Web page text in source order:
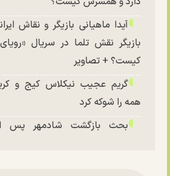
آیدا ماهیانی بازیگر و نقاش
بازیگر نقش تلما در سریال
کیست؟ + تصاویر
گریم عجیب نیکلاس کیج و
همه را شوکه کرد
بحث بازگشت شادمهر پس